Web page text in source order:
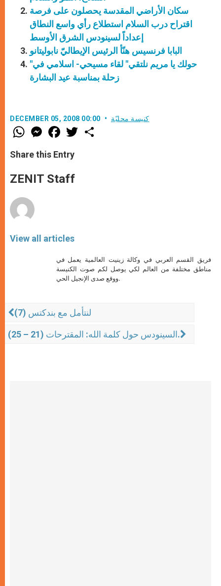
سكان الأراضي المقدسة يحصلون على فرصة
اقتراح درب السلام استطلاع رأي واسع النطاق
إعداداً لسينودس الشرق الأوسط
البابا فرنسيس هنّأ الرئيس الإيطاليّ نابوليتانو
"حولك يا مريم نلتقي" لقاء مسيحي- اسلامي في
زحلة بمناسبة عيد البشارة
DECEMBER 05, 2008 00:00 كنيسة محليّة
W
h
t
s
p
p
M
e
s
e
g
e
F
a
e
b
o
k
w
Share this Entry
ZENIT Staff
View all articles
فريق القسم العربي في وكالة زينيت العالمية يعمل في
مناطق مختلفة من العالم لكي يوصل لكم صوت الكنيسة
ووقع صدى الإنجيل الحي.
لنتأمل مع بندكتس (7)
السينودس حول كلمة الله: المقترحات (21 – 25).